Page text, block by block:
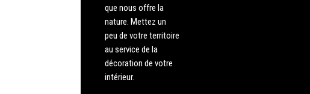
que nous offre la
nature. Mettez un
peu de votre territoire
au service de la
décoration de votre
intérieur.